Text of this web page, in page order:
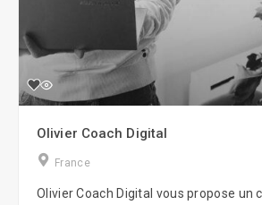
Olivier Coach Digital
France
Olivier Coach Digital vous propose un